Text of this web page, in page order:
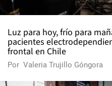
Luz para hoy, frío para
pacientes
frontal en Chile
Por Valeria Trujillo Góngora